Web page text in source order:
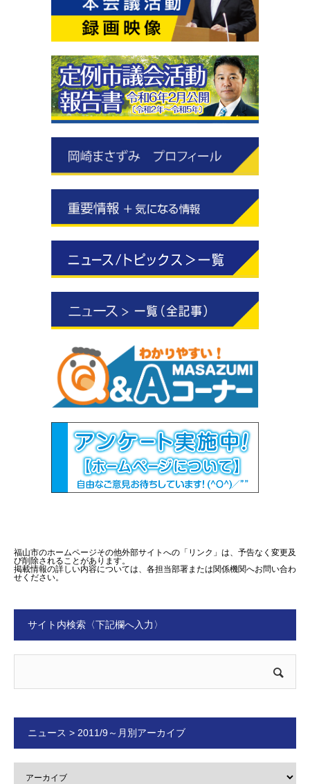
福山市のホームページその他外部サイトへの「リンク」は、予告なく変更及
び削除されることがあります。
掲載情報の詳しい内容については、各担当部署または関係機関へお問い合わ
せください。
サイト内検索〈下記欄へ入力〉
ニュース > 2011/9～月別アーカイブ